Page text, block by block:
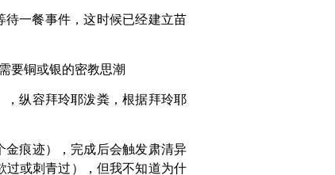
一餐事件，这时候已经建立苗
要铜或银的密教思潮
纵容拜玲耶泼粪，根据拜玲耶
痕迹），完成后会触发肃清异
或刺青过），但我不知道为什